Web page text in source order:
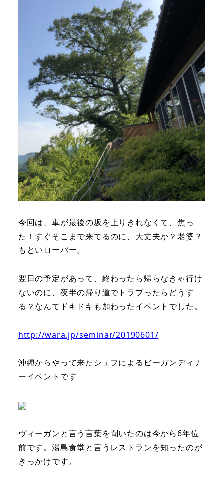
今回は、車が最後の坂を上りきれなくて、焦っ
た！すぐそこまで来てるのに、大丈夫か？老婆？
もといローバー。
翌日の予定があって、終わったら帰らなきゃ行け
ないのに、夜半の帰り道でトラブったらどうす
る？なんてドキドキも加わったイベントでした。
http://wara.jp/seminar/20190601/
沖縄からやって来たシェフによるビーガンディナ
ーイベントです
ヴィーガンと言う言葉を聞いたのは今から6年位
前です。湯島食堂と言うレストランを知ったのが
きっかけです。